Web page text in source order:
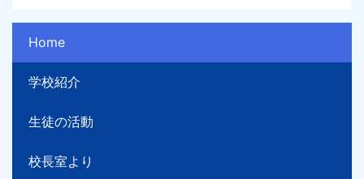
Home
学校紹介
生徒の活動
校長室より